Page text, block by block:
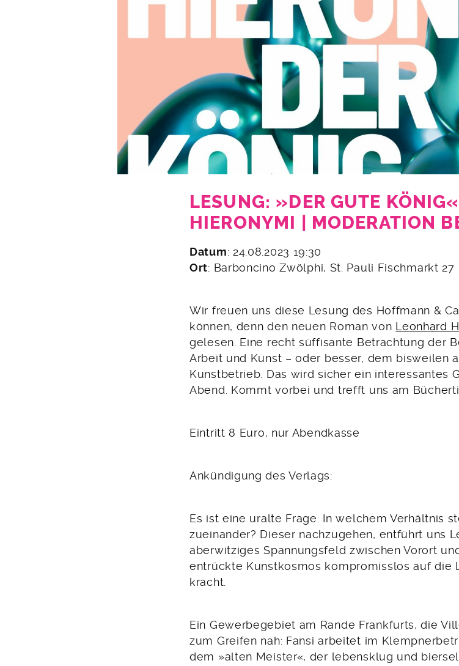
LESUNG: »DER GUTE
HIERONYMI | MODERATION
Datum: 24.08.2023 19:30
Ort: Barboncino Zwölphi, St. Pauli Fischmarkt 27
Wir freuen uns diese Lesung des Hoffmann &
können, denn den neuen Roman von Leonhard
gelesen. Eine recht süffisante Betrachtung der
Arbeit und Kunst – oder besser, dem bisweilen
Kunstbetrieb. Das wird sicher ein interessantes
Abend. Kommt vorbei und trefft uns am
Eintritt 8 Euro, nur Abendkasse
Ankündigung des Verlags:
Es ist eine uralte Frage: In welchem Verhältnis
zueinander? Dieser nachzugehen, entführt uns
aberwitziges Spannungsfeld zwischen Vorort
entrückte Kunstkosmos kompromisslos auf die
kracht.
Ein Gewerbegebiet am Rande Frankfurts, die
zum Greifen nah: Fansi arbeitet im
dem »alten Meister«, der lebensklug und